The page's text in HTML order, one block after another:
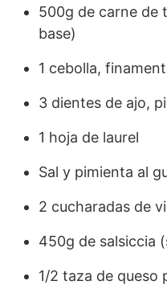
500g de carne de
base)
1 cebolla,
3 dientes de ajo,
1 hoja de laurel
Sal y pimienta al
2 cucharadas de
450g de salsiccia
1/2 taza de queso